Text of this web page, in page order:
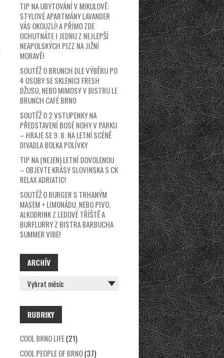
TIP NA UBYTOVÁNÍ V MIKULOVĚ:
STYLOVÉ APARTMÁNY LAVANDER
VÁS OKOUZLÍ! A PŘÍMO ZDE
OCHUTNÁTE I JEDNU Z NEJLEPŠÍ
NEAPOLSKÝCH PIZZ NA JIŽNÍ
MORAVĚ!
SOUTĚŽ O BRUNCH DLE VÝBĚRU PO
4 OSOBY SE SKLENICI FRESH
DŽUSU, NEBO MIMOSY V BISTRU LE
BRUNCH CAFÉ BRNO
SOUTĚŽ O 2 VSTUPENKY NA
PŘEDSTAVENÍ BOSÉ NOHY V PARKU
– HRAJE SE 9. 8. NA LETNÍ SCÉNĚ
DIVADLA BOLKA POLÍVKY
TIP NA (NEJEN) LETNÍ DOVOLENOU
– OBJEVTE KRÁSY SLOVINSKA S CK
RELAX ADRIATIC!
SOUTĚŽ O BURGER S TRHANÝM
MASEM + LIMONÁDU, NEBO PIVO,
ALKODRINK Z LEDOVÉ TŘÍŠTĚ A
BURFLURRY Z BISTRA BARBUCHA
SUMMER VIBE!
ARCHÍV
ARCHÍV
RUBRIKY
COOL BRNO LIFE(21)
COOL PEOPLE OF BRNO(37)